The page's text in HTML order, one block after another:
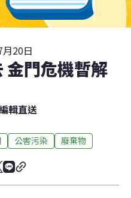
20日
金門危機暫解
輯直送
公害污染 廢棄物